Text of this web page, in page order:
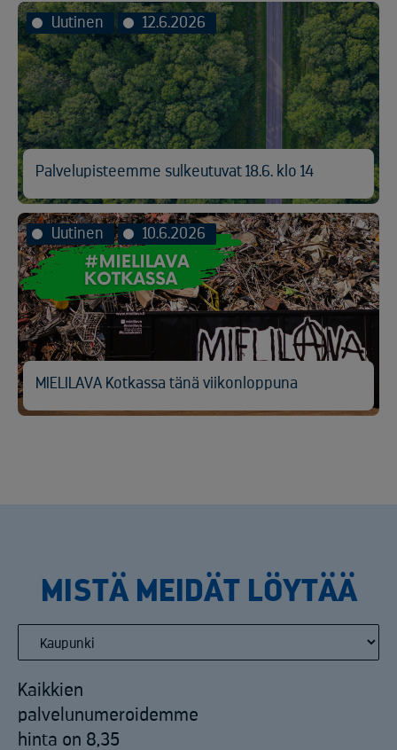
Uutinen 12.6.2026
Palvelupisteemme sulkeutuvat 18.6. klo 14
Uutinen 10.6.2026
MIELILAVA Kotkassa tänä viikonloppuna
MISTÄ MEIDÄT LÖYTÄÄ
Kaikkien
palvelunumeroidemme
hinta on 8,35